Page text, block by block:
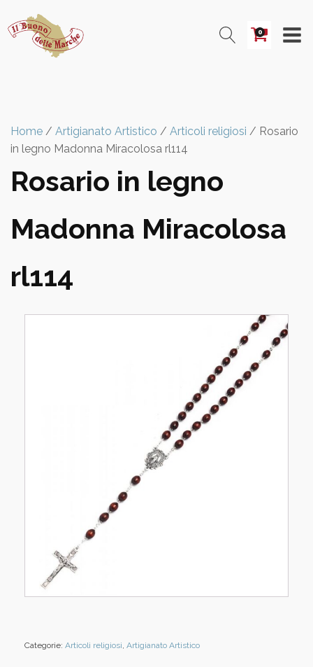
0
Home / Artigianato Artistico / Articoli religiosi / Rosario
in legno Madonna Miracolosa rl114
Rosario in legno
Madonna Miracolosa
rl114
Categorie: Articoli religiosi Artigianato Artistico